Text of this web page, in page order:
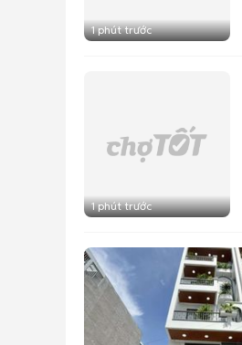
1 phút trước
1 phút trước